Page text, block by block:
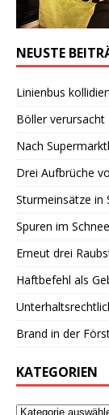
NEUSTE
Linienbus
Böller verursacht
Nach
Drei Aufbrüche
Sturmeinsätze in
Spuren im
Erneut drei
Haftbefehl als
Brand in der
KATEGORIEN